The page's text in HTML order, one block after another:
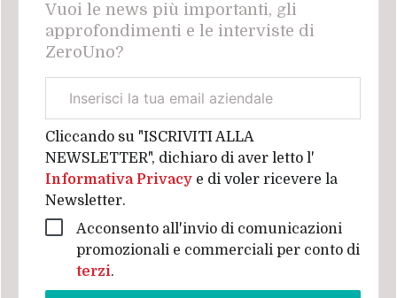
Vuoi le news più importanti, gli
approfondimenti e le interviste di
ZeroUno?
aziendale
Cliccando su "ISCRIVITI ALLA
NEWSLETTER", dichiaro di aver letto l'
Informativa Privacy e di voler ricevere la
Newsletter.
Acconsento all'invio di comunicazioni
promozionali e commerciali per conto di
terzi.